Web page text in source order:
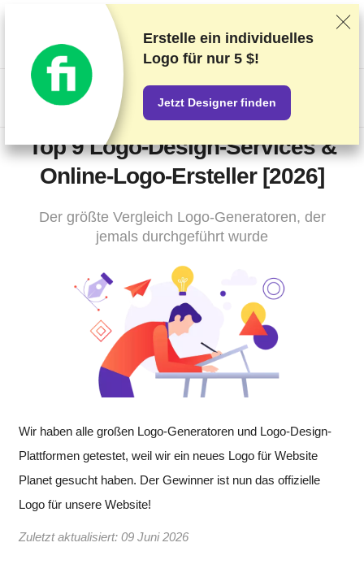
Wir bewerten die Anbieter auf Grundlage strenger Tests und
Bewertungen, berücksichtigen aber auch Dein Feedback und
unsere geschäftlichen Vereinbarungen mit den Anbietern.Diese
Seite enthält Affiliate-Links
Top 9 Logo-Design-Services &
Online-Logo-Ersteller [2026]
Der größte Vergleich Logo-Generatoren, der
jemals durchgeführt wurde
Wir haben alle großen Logo-Generatoren und Logo-Design-
Plattformen getestet, weil wir ein neues Logo für Website
Planet gesucht haben. Der Gewinner ist nun das offizielle
Logo für unsere Website!
Zuletzt aktualisiert: 09 Juni 2026
Erstelle ein individuelles
Logo für nur 5 $!
Jetzt Designer finden